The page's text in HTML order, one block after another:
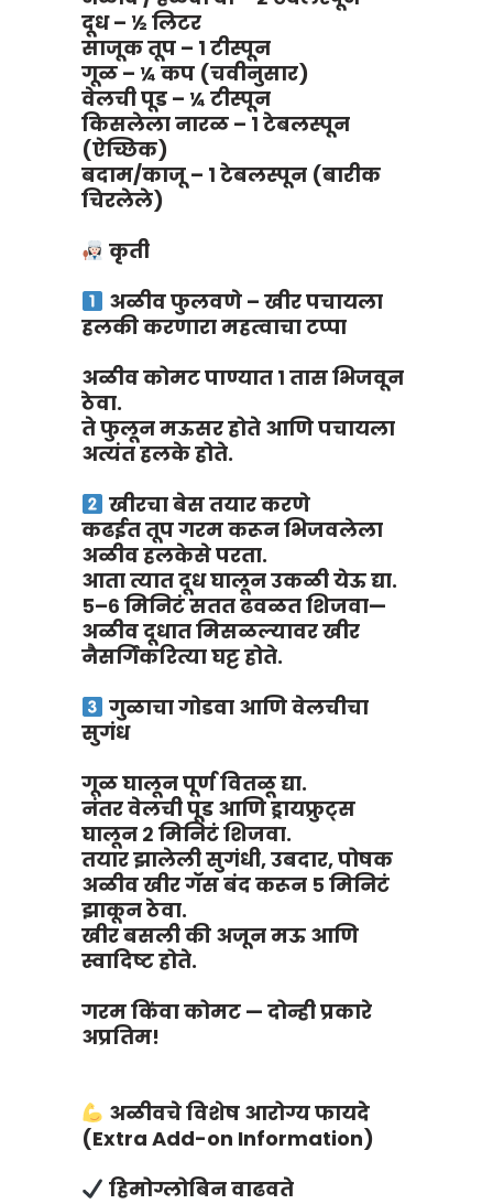
दूध – ½ लिटर
साजूक तूप – १ टीस्पून
गूळ – ¼ कप (चवीनुसार)
वेलची पूड – ¼ टीस्पून
किसलेला नारळ – १ टेबलस्पून
(ऐच्छिक)
बदाम/काजू – १ टेबलस्पून (बारीक
चिरलेले)
कृती
अळीव फुलवणे – खीर पचायला
हलकी करणारा महत्वाचा टप्पा
अळीव कोमट पाण्यात १ तास भिजवून
ठेवा.
ते फुलून मऊसर होते आणि पचायला
अत्यंत हलके होते.
खीरचा बेस तयार करणे
कढईत तूप गरम करून भिजवलेला
अळीव हलकेसे परता.
आता त्यात दूध घालून उकळी येऊ द्या.
५–६ मिनिटं सतत ढवळत शिजवा—
अळीव दूधात मिसळल्यावर खीर
नैसर्गिकरित्या घट्ट होते.
गुळाचा गोडवा आणि वेलचीचा
सुगंध
गूळ घालून पूर्ण वितळू द्या.
नंतर वेलची पूड आणि ड्रायफ्रुट्स
घालून २ मिनिटं शिजवा.
तयार झालेली सुगंधी, उबदार, पोषक
अळीव खीर गॅस बंद करून ५ मिनिटं
झाकून ठेवा.
खीर बसली की अजून मऊ आणि
स्वादिष्ट होते.
गरम किंवा कोमट — दोन्ही प्रकारे
अप्रतिम!
अळीवचे विशेष आरोग्य फायदे
(Extra Add-on Information)
हिमोग्लोबिन वाढवते